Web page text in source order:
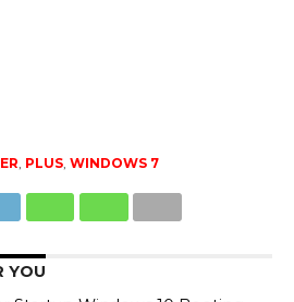
PLUS, WINDOWS 7
YOU